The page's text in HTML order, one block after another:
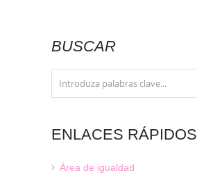
BUSCAR
ENLACES RÁPIDOS
Área de igualdad